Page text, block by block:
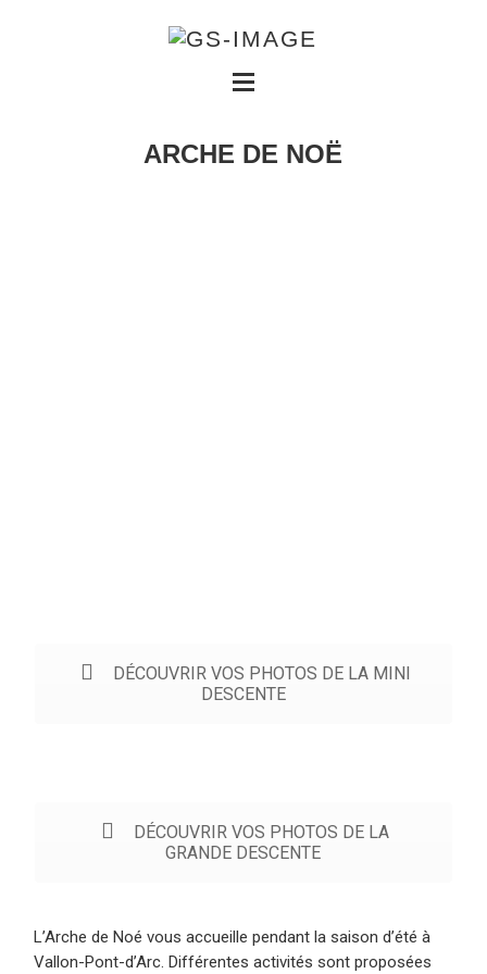
ARCHE DE NOË
DÉCOUVRIR VOS PHOTOS DE LA MINI
DESCENTE
DÉCOUVRIR VOS PHOTOS DE LA
GRANDE DESCENTE
L’Arche de Noé vous accueille pendant la saison d’été à
Vallon-Pont-d’Arc. Différentes activités sont proposées